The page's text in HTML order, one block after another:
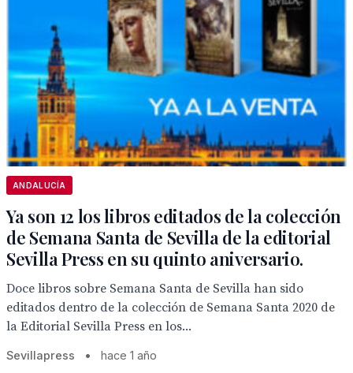
ANDALUCÍA
Ya son 12 los libros editados de la colección
de Semana Santa de Sevilla de la editorial
Sevilla Press en su quinto aniversario.
Doce libros sobre Semana Santa de Sevilla han sido
editados dentro de la colección de Semana Santa 2020 de
la Editorial Sevilla Press en los...
Sevillapress • hace 1 año